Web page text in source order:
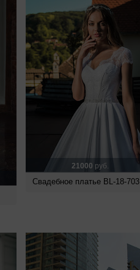
21000 руб.
Свадебное платье BL-18-703